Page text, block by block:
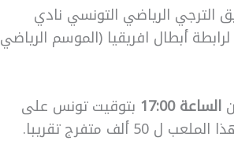
الترجي الرياضي التونسي نادي
أبطال افريقيا (الموسم الرياضي
الساعة 17:00
بتوقيت تونس على